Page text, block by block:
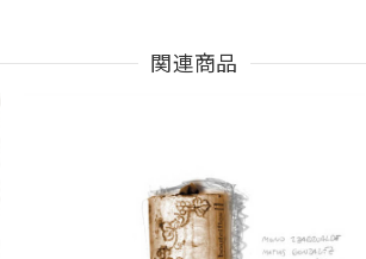
関連商品